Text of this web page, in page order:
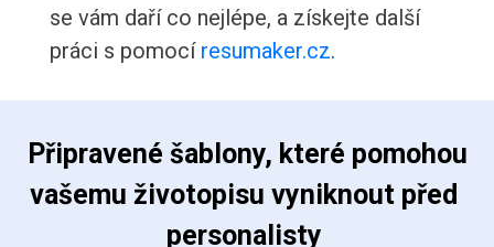
se vám daří co nejlépe, a získejte další
práci s pomocí resumaker.cz.
vašemu životopisu vyniknout před
personalisty